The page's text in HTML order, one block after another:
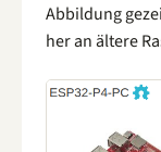
Abbildung
her an ältere